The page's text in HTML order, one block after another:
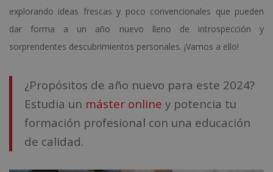
explorando ideas frescas y poco convencionales que pueden
dar forma a un año nuevo lleno de introspección y
sorprendentes descubrimientos personales. ¡Vamos a ello!
¿Propósitos de año nuevo para este 2024?
Estudia un máster online y potencia tu
formación profesional con una educación
de calidad.